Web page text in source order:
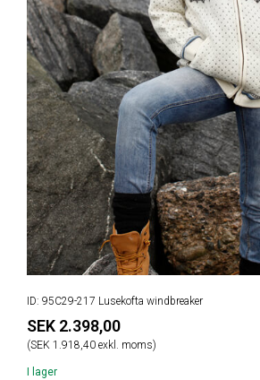
ID: 95C29-217 Lusekofta windbreaker
SEK 2.398,00
(SEK 1.918,40 exkl. moms)
I lager